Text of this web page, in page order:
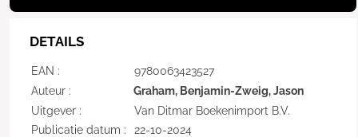
DETAILS
EAN :
9780063423527
Auteur :
Graham, Benjamin-Zweig, Jason
Uitgever :
Van Ditmar Boekenimport B.V.
Publicatie datum :
22-10-2024